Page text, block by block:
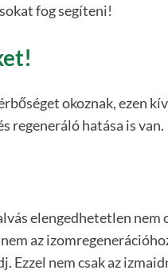
fog segíteni!
okoznak, ezen
regeneráló hatása is van.
elengedhetetlen nem
az
Ezzel nem csak az